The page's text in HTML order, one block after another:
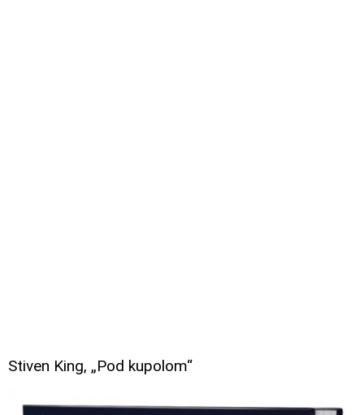
Stiven King, „Pod kupolom“